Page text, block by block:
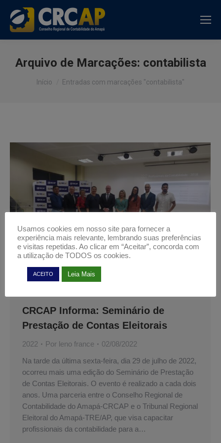
Arquivo de Marcações: contabilista
Início Entradas com marcações "contabilista"
CRCAP Informa: Seminário de
Prestação de Contas Eleitorais
2022 Por leno france
02/08/2022
Na tarde da última sexta-feira, dia 29 de julho de 2022,
ocorreu mais uma edição do Seminário de Prestação
de Contas Eleitorais. O evento é realizado a cada dois
anos. Uma parceria entre o Conselho Regional de
Contabilidade do Amapá-CRCAP e o Tribunal Regional
Eleitoral do Amapá-TRE/AP, que visa capacitar
profissionais da contabilidade para a…
Usamos cookies em nosso site para fornecer a
experiência mais relevante, lembrando suas preferências
e visitas repetidas. Ao clicar em “Aceitar”, concorda com
a utilização de TODOS os cookies.
ACEITO Leia Mais